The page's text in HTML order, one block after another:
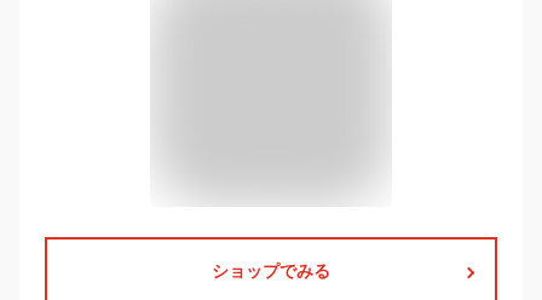
ショップでみる